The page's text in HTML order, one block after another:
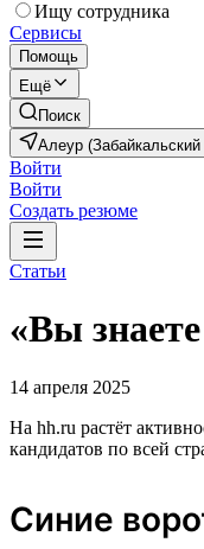
Ищу сотрудника
Сервисы
Помощь
Ещё
Поиск
Алеур (Забайкальский
Войти
Войти
Создать резюме
Статьи
«Вы
14 апреля 2025
На hh.ru растёт
кандидатов по всей
Синие